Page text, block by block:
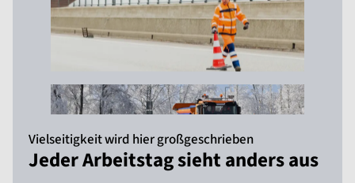
Vielseitigkeit wird hier großgeschrieben
Jeder Arbeitstag sieht anders aus